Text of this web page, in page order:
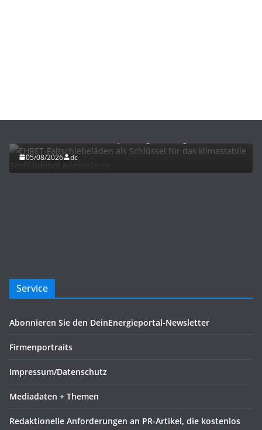
05/08/2026 dc
Service
Abonnieren Sie den DeinEnergieportal-Newsletter
Firmenportraits
Impressum/Datenschutz
Mediadaten + Themen
Redaktionelle Anforderungen an PR-Artikel, die kostenlos